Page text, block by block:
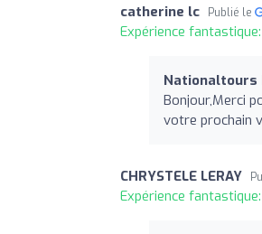
catherine lc Publié le
Expérience fantastique:
Nationaltours
Bonjour,Merci
votre prochain
CHRYSTELE LERAY
Expérience fantastique: